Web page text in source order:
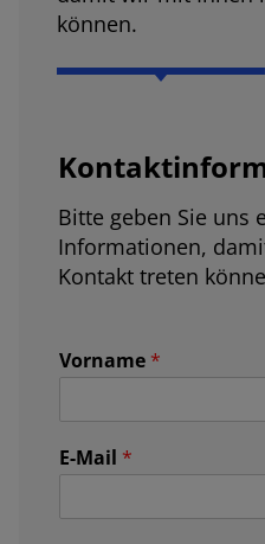
können.
Bitte geben Sie uns
Informationen,
Kontakt treten
Vorname *
E-Mail *